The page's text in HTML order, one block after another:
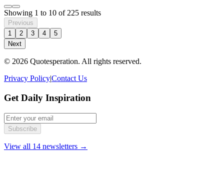
Showing 1 to 10 of 225 results
Previous
1
2 3 4
5
Next
© 2026 Quotesperation. All rights reserved.
Privacy Policy|Contact Us
Get Daily Inspiration
Subscribe
View all 14 newsletters →